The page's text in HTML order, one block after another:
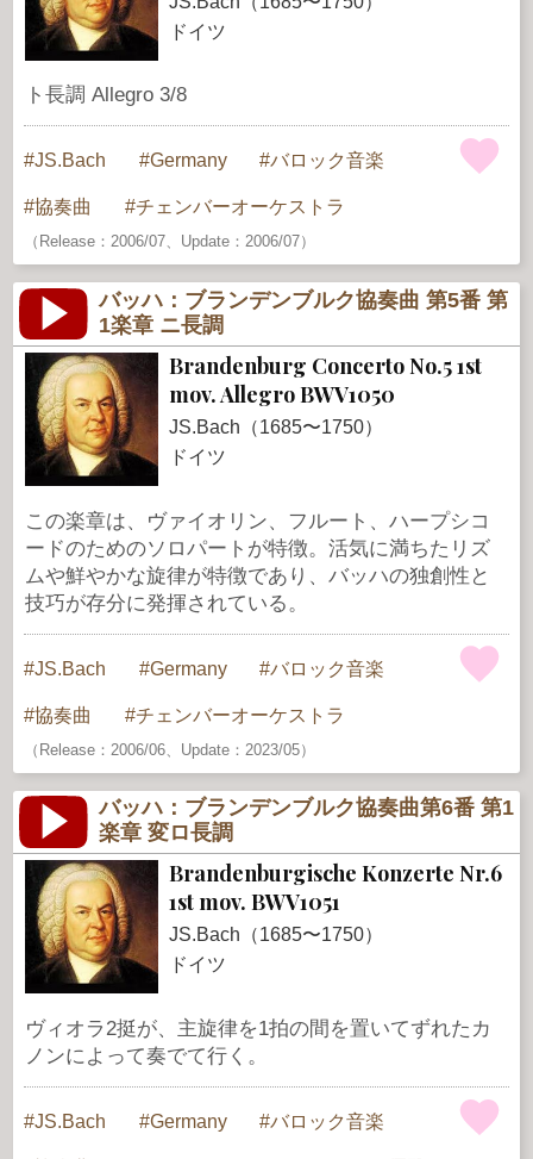
ドイツ
ト長調 Allegro 3/8
JS.Bach Germany バロック音楽
協奏曲 チェンバーオーケストラ
（Release：2006/07、Update：2006/07）
バッハ：ブランデンブルク協奏曲 第5番 第
1楽章 ニ長調
Brandenburg Concerto No.5 1st
mov. Allegro BWV1050
JS.Bach（1685〜1750）
ドイツ
この楽章は、ヴァイオリン、フルート、ハープシコ
ードのためのソロパートが特徴。活気に満ちたリズ
ムや鮮やかな旋律が特徴であり、バッハの独創性と
技巧が存分に発揮されている。
JS.Bach Germany バロック音楽
協奏曲 チェンバーオーケストラ
（Release：2006/06、Update：2023/05）
バッハ：ブランデンブルク協奏曲第6番 第1
楽章 変ロ長調
Brandenburgische Konzerte Nr.6
1st mov. BWV1051
JS.Bach（1685〜1750）
ドイツ
ヴィオラ2挺が、主旋律を1拍の間を置いてずれたカ
ノンによって奏でて行く。
JS.Bach Germany バロック音楽